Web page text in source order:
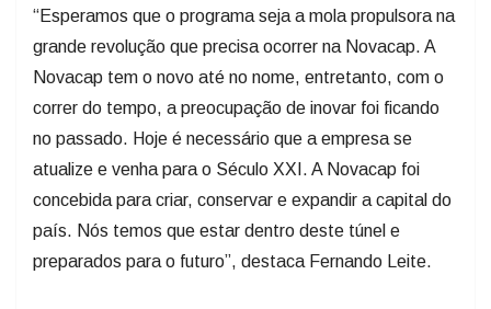
“Esperamos que o programa seja a mola propulsora na
grande revolução que precisa ocorrer na Novacap. A
Novacap tem o novo até no nome, entretanto, com o
correr do tempo, a preocupação de inovar foi ficando
no passado. Hoje é necessário que a empresa se
atualize e venha para o Século XXI. A Novacap foi
concebida para criar, conservar e expandir a capital do
país. Nós temos que estar dentro deste túnel e
preparados para o futuro”, destaca Fernando Leite.